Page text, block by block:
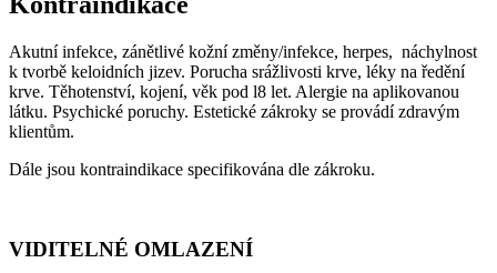
Akutní infekce, zánětlivé kožní změny/infekce, herpes, náchylnost
k tvorbě keloidních jizev. Porucha srážlivosti krve, léky na ředění
krve. Těhotenství, kojení, věk pod l8 let. Alergie na aplikovanou
látku. Psychické poruchy. Estetické zákroky se provádí zdravým
klientům.
Dále jsou kontraindikace specifikována dle zákroku.
VIDITELNÉ OMLAZENÍ